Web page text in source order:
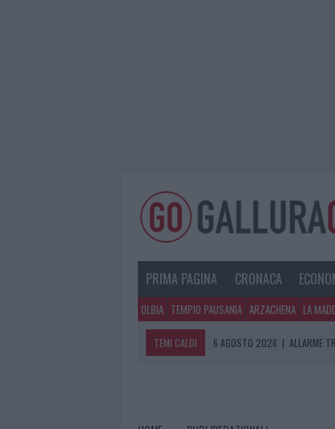
PRIMA PAGINA CRONACA
OLBIA TEMPIO PAUSANIA ARZACHENA LA
TEMI CALDI 6 AGOSTO 2026 | ALLARME
6 AGOSTO 2026 | EVENTI IN GALLURA, DA